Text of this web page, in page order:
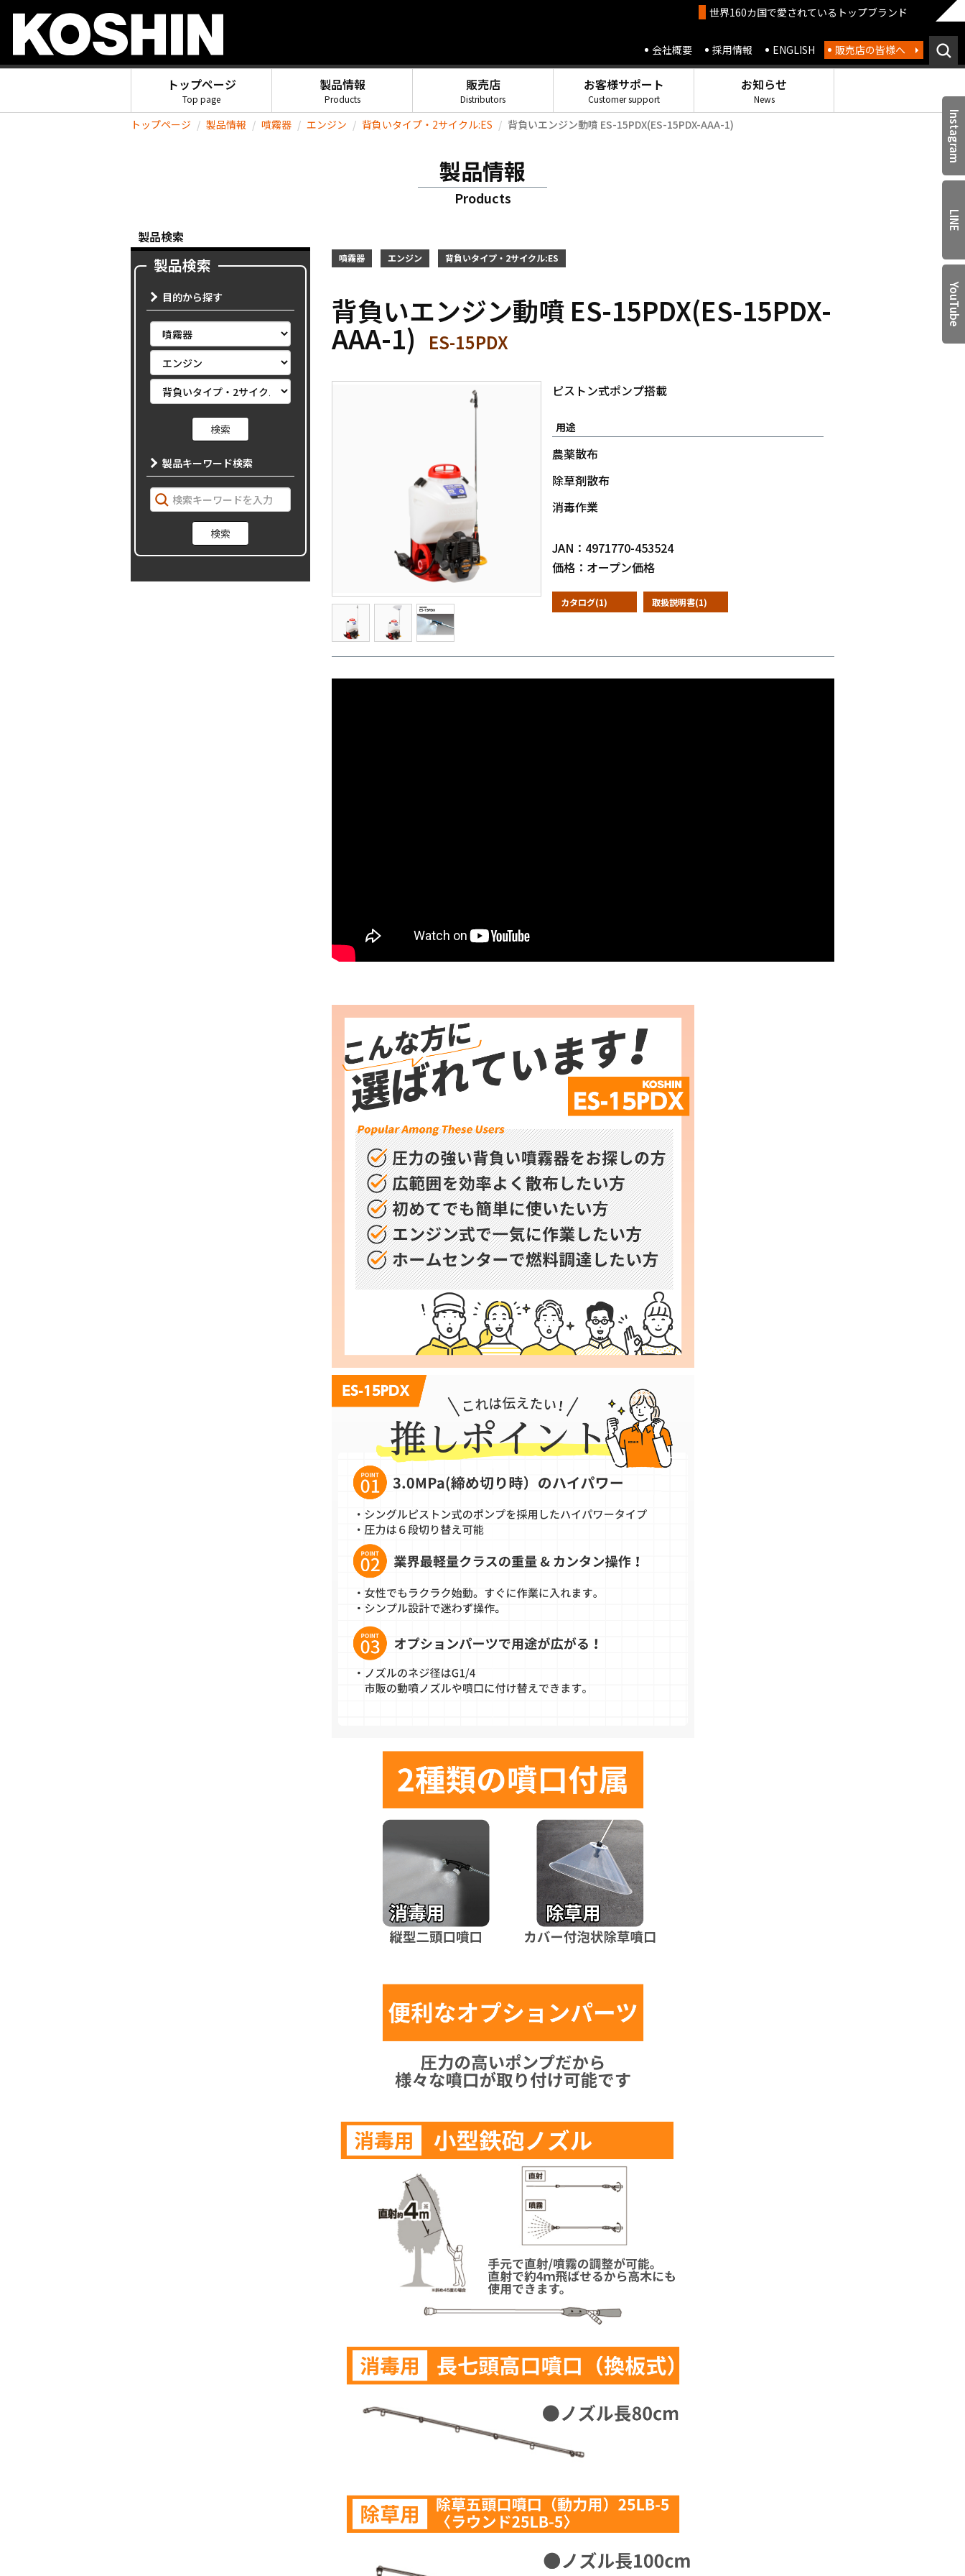
世界160カ国で愛されているトップブランド
会社概要 採用情報 ENGLISH 販売店の皆様へ
トップページ
Top page
製品情報
Products
販売店
Distributors
お客様サポート
Customer support
お知らせ
News
トップページ 製品情報 噴霧器 エンジン 背負いタイプ・2サイクル:ES 背負いエンジン動噴 ES-15PDX(ES-15PDX-AAA-1)
製品情報
Products
噴霧器 エンジン 背負いタイプ・2サイクル:ES
背負いエンジン動噴 ES-15PDX(ES-15PDX-
AAA-1) ES-15PDX
ピストン式ポンプ搭載
用途
農薬散布
除草剤散布
消毒作業
JAN：4971770-453524
価格：オープン価格
カタログ(1) 取扱説明書(1)
製品検索
製品検索
目的から探す
製品キーワード検索
Instagram
LINE
YouTube